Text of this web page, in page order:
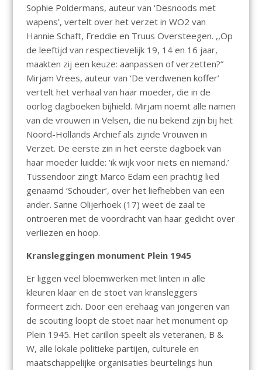
Sophie Poldermans, auteur van ‘Desnoods met
wapens’, vertelt over het verzet in WO2 van
Hannie Schaft, Freddie en Truus Oversteegen. ,,Op
de leeftijd van respectievelijk 19, 14 en 16 jaar,
maakten zij een keuze: aanpassen of verzetten?”
Mirjam Vrees, auteur van ‘De verdwenen koffer’
vertelt het verhaal van haar moeder, die in de
oorlog dagboeken bijhield. Mirjam noemt alle namen
van de vrouwen in Velsen, die nu bekend zijn bij het
Noord-Hollands Archief als zijnde Vrouwen in
Verzet. De eerste zin in het eerste dagboek van
haar moeder luidde: ‘ik wijk voor niets en niemand.’
Tussendoor zingt Marco Edam een prachtig lied
genaamd ‘Schouder’, over het liefhebben van een
ander. Sanne Olijerhoek (17) weet de zaal te
ontroeren met de voordracht van haar gedicht over
verliezen en hoop.
Kransleggingen monument Plein 1945
Er liggen veel bloemwerken met linten in alle
kleuren klaar en de stoet van kransleggers
formeert zich. Door een erehaag van jongeren van
de scouting loopt de stoet naar het monument op
Plein 1945. Het carillon speelt als veteranen, B &
W, alle lokale politieke partijen, culturele en
maatschappelijke organisaties beurtelings hun